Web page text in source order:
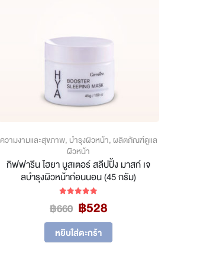
ความงามและสุขภาพ, บำรุงผิวหน้า, ผลิตภัณฑ์ดูแล
ผิวหน้า
กิฟฟารีน ไฮยา บูสเตอร์ สลีปปิ้ง มาสก์ เจ
ลบำรุงผิวหน้าก่อนนอน (45 กรัม)
฿660 Original
price
was:
฿660.
฿528Current
price
฿528.
หยิบใส่ตะกร้า